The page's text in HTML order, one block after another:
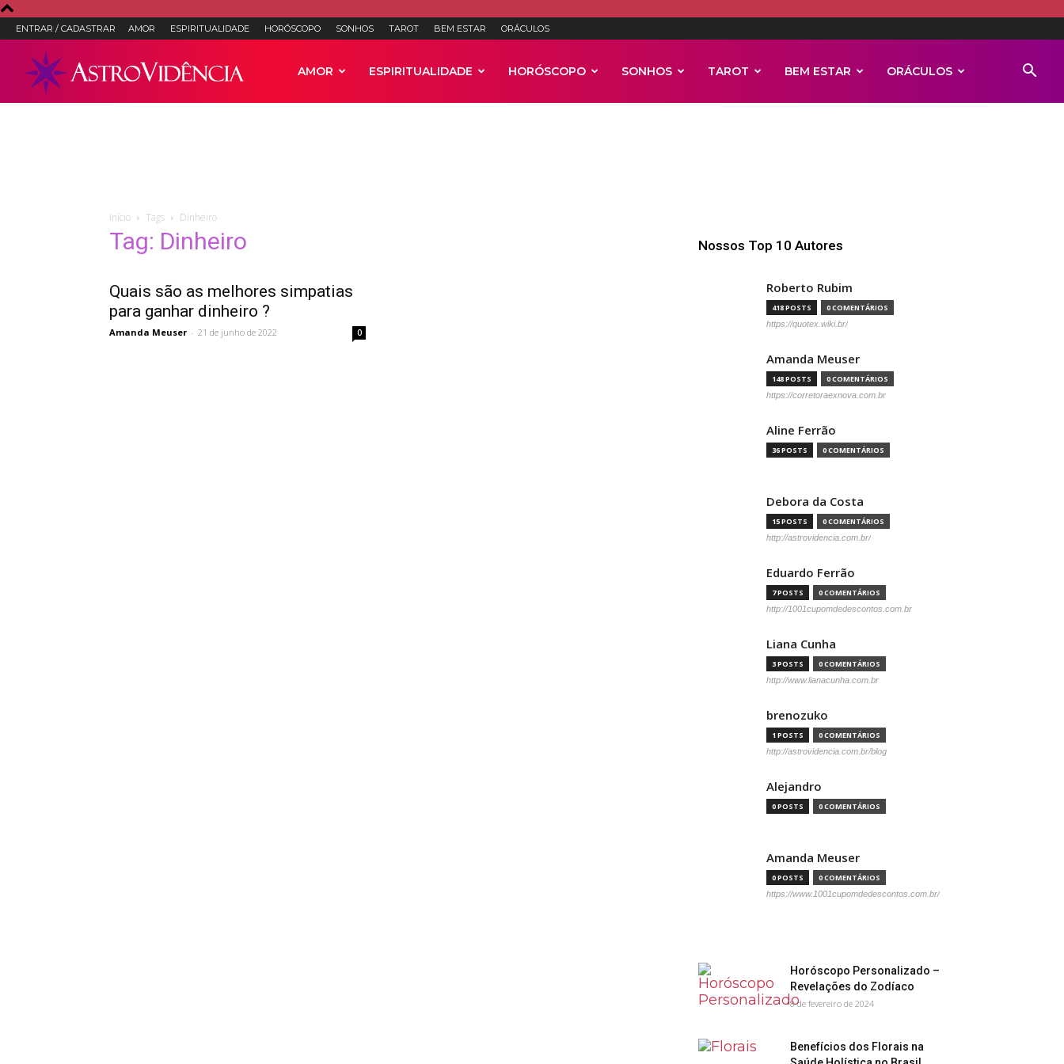
ENTRAR / CADASTRAR AMOR ESPIRITUALIDADE HORÓSCOPO SONHOS TAROT BEM ESTAR ORÁCULOS
AMOR ESPIRITUALIDADE HORÓSCOPO SONHOS TAROT BEM ESTAR ORÁCULOS
Início Tags Dinheiro
Tag: Dinheiro
Quais são as melhores simpatias
para ganhar dinheiro ?
Amanda Meuser - 21 de junho de 2022 0
Nossos Top 10 Autores
Roberto Rubim
418 POSTS 0 COMENTÁRIOS
https://quotex.wiki.br/
Amanda Meuser
148 POSTS 0 COMENTÁRIOS
https://corretoraexnova.com.br
Aline Ferrão
36 POSTS 0 COMENTÁRIOS
Debora da Costa
15 POSTS 0 COMENTÁRIOS
http://astrovidencia.com.br/
Eduardo Ferrão
7 POSTS 0 COMENTÁRIOS
http://1001cupomdedescontos.com.br
Liana Cunha
3 POSTS 0 COMENTÁRIOS
http://www.lianacunha.com.br
brenozuko
1 POSTS 0 COMENTÁRIOS
http://astrovidencia.com.br/blog
Alejandro
0 POSTS 0 COMENTÁRIOS
Amanda Meuser
0 POSTS 0 COMENTÁRIOS
https://www.1001cupomdedescontos.com.br/
Horóscopo Personalizado –
Revelações do Zodíaco
8 de fevereiro de 2024
Benefícios dos Florais na